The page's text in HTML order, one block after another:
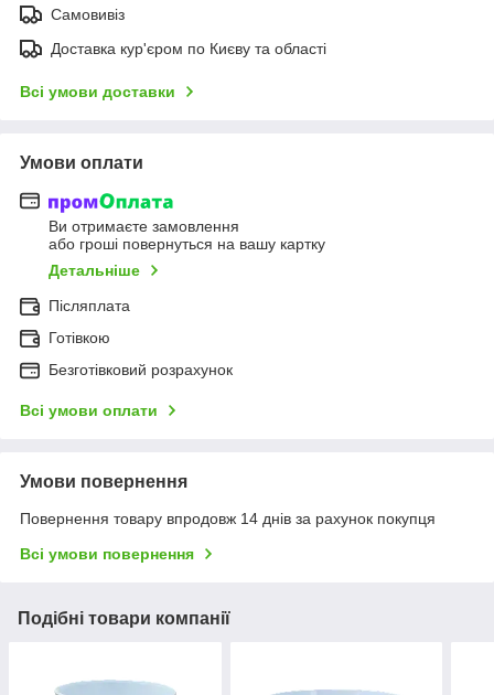
Самовивіз
Доставка кур'єром по Києву та області
Всі умови доставки
Умови оплати
Ви отримаєте замовлення
або гроші повернуться на вашу картку
Детальніше
Післяплата
Готівкою
Безготівковий розрахунок
Всі умови оплати
Умови повернення
Повернення товару впродовж 14 днів за рахунок покупця
Всі умови повернення
Подібні товари компанії